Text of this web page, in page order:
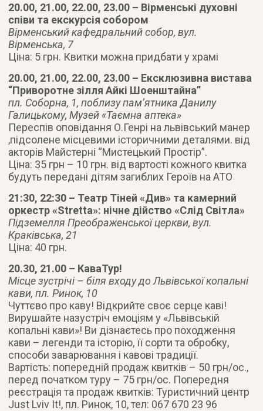
20.00, 21.00, 22.00, 23.00 – Вірменські духовні
співи та екскурсія собором
Вірменський кафедральний собор, вул.
Вірменська, 7
Ціна: 5 грн. Квитки можна придбати у храмі
20.00, 21.00, 22.00, 23.00 – Ексклюзивна вистава
“Приворотне зілля Айкі Шоенштайна”
пл. Соборна, 1, поблизу пам’ятника Данилу
Галицькому, Музей «Таємна аптека»
Переспів оповідання О.Генрі на львівський манер
,підсолене місцевими історичними деталями. від
акторів Майстерні “Мистецький Простір”.
Ціна: 35 грн – 10 грн. від вартості кожного квитка
будуть передані дітям загиблих Героїв на АТО
21:30, 22:30 – Театр Тіней «Див» та камерний
оркестр «Stretta»: нічне дійство «Слід Світла»
Підземелля Преображенської церкви, вул.
Краківська, 21
Ціна: 40 грн.
20.30, 21.00 – КаваТур!
Місце зустрічі – біля входу до Львівської копальні
кави, пл. Ринок, 10
Чуттєво про каву! Відкрийте своє серце каві!
Вирушайте назустріч емоціям у «Львівській
копальні кави»! Ви дізнаєтесь про походження
кави – легенди та історію, її сорти та обробку,
способи заварювання і кавові традиції.
Вартість: попередній продаж квитків – 50 грн/ос.,
перед початком туру – 75 грн/ос. Попередня
реєстрація та продаж квитків: Туристичний центр
Just Lviv It!, пл. Ринок, 10, тел: 067 670 23 96